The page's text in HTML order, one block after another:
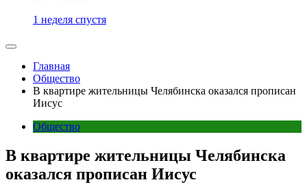
1 неделя спустя
Главная
Общество
В квартире жительницы Челябинска оказался прописан
Иисус
Общество
В квартире жительницы Челябинска
оказался прописан Иисус